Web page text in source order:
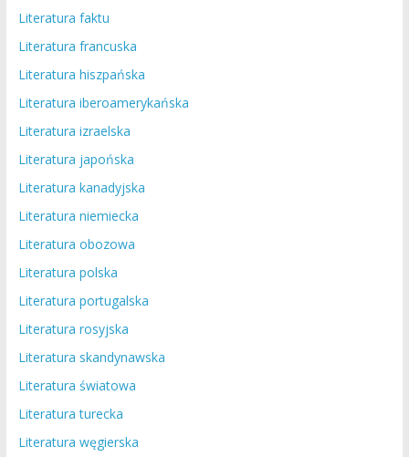
Literatura faktu
Literatura francuska
Literatura hiszpańska
Literatura iberoamerykańska
Literatura izraelska
Literatura japońska
Literatura kanadyjska
Literatura niemiecka
Literatura obozowa
Literatura polska
Literatura portugalska
Literatura rosyjska
Literatura skandynawska
Literatura światowa
Literatura turecka
Literatura węgierska